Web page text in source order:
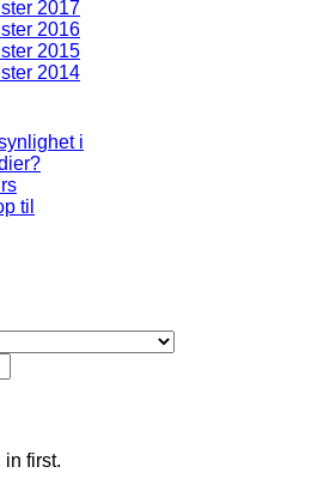
2017
2016
2015
2014
i
til
in first.